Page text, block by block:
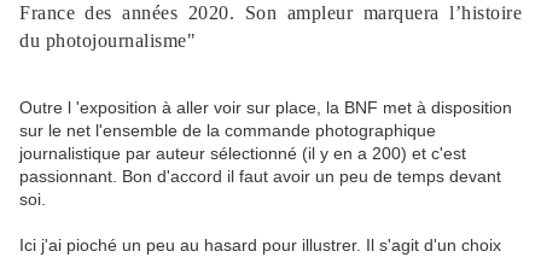
France des années 2020. Son ampleur marquera l’histoire
du photojournalisme"
Outre l 'exposition à aller voir sur place, la BNF met à disposition
sur le net l'ensemble de la commande photographique
journalistique par auteur sélectionné (il y en a 200) et c'est
passionnant. Bon d'accord il faut avoir un peu de temps devant
soi.
Ici j'ai pioché un peu au hasard pour illustrer. Il s'agit d'un choix